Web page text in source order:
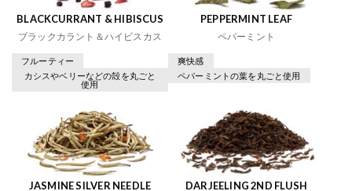
BLACKCURRANT & HIBISCUS
ブラックカラント＆ハイビスカス
フルーティー
カシスやベリーなどの殻を丸ごと
使用
PEPPERMINT LEAF
ペパーミント
爽快感
ペパーミントの葉を丸ごと使用
JASMINE SILVER NEEDLE DARJEELING 2ND FLUSH